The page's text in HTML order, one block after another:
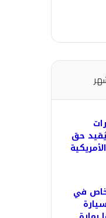
حق
7 أشخاص في